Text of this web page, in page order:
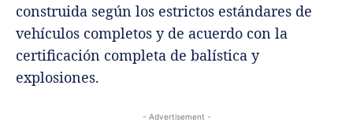
construida según los estrictos estándares de
vehículos completos y de acuerdo con la
certificación completa de balística y
explosiones.
- Advertisement -